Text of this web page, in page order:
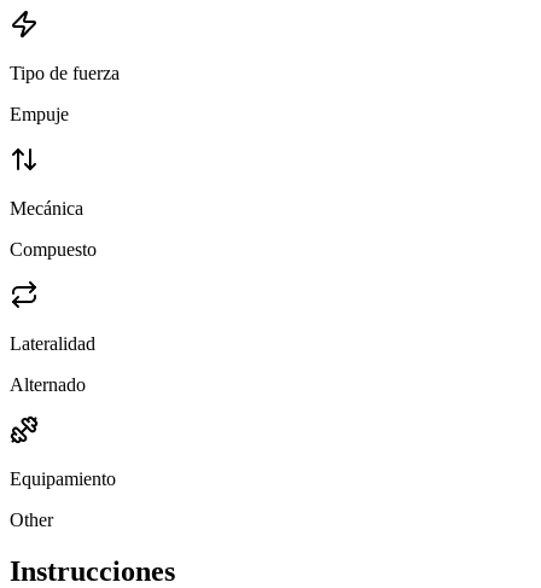
Tipo de fuerza
Empuje
Mecánica
Compuesto
Lateralidad
Alternado
Equipamiento
Other
Instrucciones